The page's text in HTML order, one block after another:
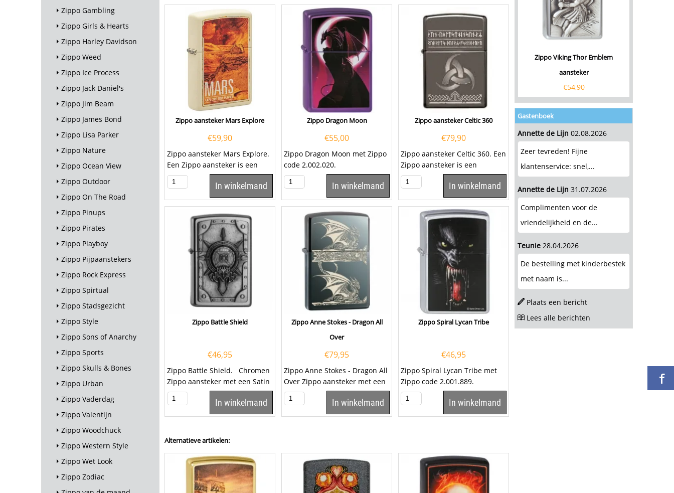
Zippo Gambling
Zippo Girls & Hearts
Zippo Harley Davidson
Zippo Weed
Zippo Ice Process
Zippo Jack Daniel's
Zippo Jim Beam
Zippo James Bond
Zippo Lisa Parker
Zippo Nature
Zippo Ocean View
Zippo Outdoor
Zippo On The Road
Zippo Pinups
Zippo Pirates
Zippo Playboy
Zippo Pijpaanstekers
Zippo Rock Express
Zippo Spirtual
Zippo Stadsgezicht
Zippo Style
Zippo Sons of Anarchy
Zippo Sports
Zippo Skulls & Bones
Zippo Urban
Zippo Vaderdag
Zippo Valentijn
Zippo Woodchuck
Zippo Western Style
Zippo Wet Look
Zippo Zodiac
Zippo aansteker Mars Explore
€59,90
Zippo aansteker Mars Explore.
Een Zippo aansteker is een
kwalitatief
goede aansteker met...
In winkelmand
Zippo Dragon Moon
€55,00
Zippo Dragon Moon met Zippo
code 2.002.020.
In winkelmand
Zippo aansteker Celtic 360
€79,90
Zippo aansteker Celtic 360. Een
Zippo aansteker is een
kwalitatief
goede aansteker met...
In winkelmand
Zippo Battle Shield
€46,95
Zippo Battle Shield. Chromen
Zippo aansteker met een Satin
afwerking en aan de
voorzijde...
In winkelmand
Zippo Anne Stokes - Dragon All
Over
€79,95
Zippo Anne Stokes - Dragon All
Over Zippo aansteker met een
Black Ice afwerking en een
laser...
In winkelmand
Zippo Spiral Lycan Tribe
€46,95
Zippo Spiral Lycan Tribe met
Zippo code 2.001.889.
In winkelmand
Alternatieve artikelen:
Zippo Viking Thor Emblem
aansteker
€54,90
Gastenboek
Annette de Lijn 02.08.2026
Zeer tevreden! Fijne
klantenservice: snel,...
Annette de Lijn 31.07.2026
Complimenten voor de
vriendelijkheid en de...
Teunie 28.04.2026
De bestelling met kinderbestek
met naam is...
Plaats een bericht
Lees alle berichten